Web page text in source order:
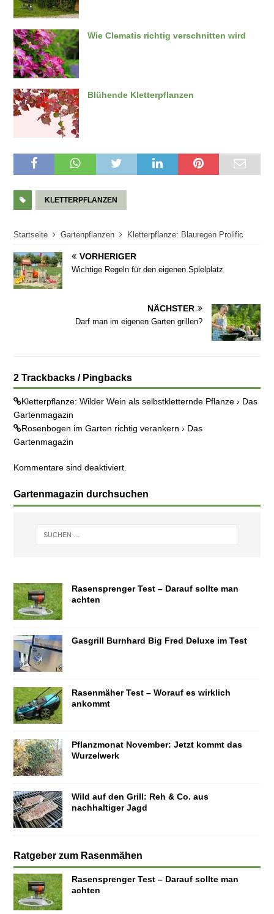
Wie Clematis richtig verschnitten wird
Blühende Kletterpflanzen
KLETTERPFLANZEN
Startseite Gartenpflanzen Kletterpflanze: Blauregen Prolific
VORHERIGER
Wichtige Regeln für den eigenen Spielplatz
NÄCHSTER
Darf man im eigenen Garten grillen?
2 Trackbacks / Pingbacks
Kletterpflanze: Wilder Wein als selbstkletternde Pflanze › Das
Gartenmagazin
Rosenbogen im Garten richtig verankern › Das
Gartenmagazin
Kommentare sind deaktiviert.
Gartenmagazin durchsuchen
Rasensprenger Test – Darauf sollte man
achten
Gasgrill Burnhard Big Fred Deluxe im Test
Rasenmäher Test – Worauf es wirklich
ankommt
Pflanzmonat November: Jetzt kommt das
Wurzelwerk
Wild auf den Grill: Reh & Co. aus
nachhaltiger Jagd
Ratgeber zum Rasenmähen
Rasensprenger Test – Darauf sollte man
achten